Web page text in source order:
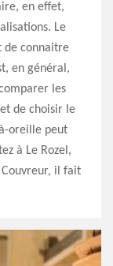
en effet,
Le
de connaitre
en général,
les
de choisir le
oreille peut
à Le Rozel,
il fait